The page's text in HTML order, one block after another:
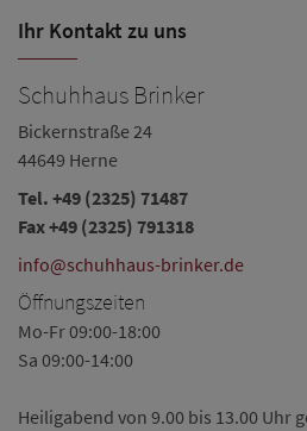
Ihr Kontakt zu uns
Schuhhaus Brinker
Bickernstraße 24
44649 Herne
Tel. +49 (2325) 71487
Fax +49 (2325) 791318
info@schuhhaus-brinker.de
Öffnungszeiten
Mo-Fr 09:00-18:00
Sa 09:00-14:00
Heiligabend von 9.00 bis 13.00 Uhr